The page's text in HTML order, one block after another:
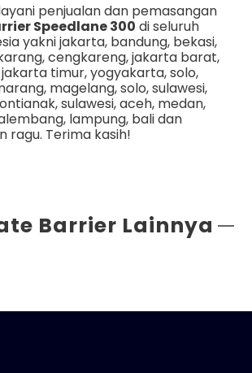
penjualan dan pemasangan
Speedlane 300 di seluruh
yaknijakarta, bandung, bekasi,
,cengkareng,jakarta barat,
jakarta timur,yogyakarta,solo,
, magelang,solo,sulawesi,
,sulawesi,aceh, medan,
, lampung, balidan
ragu. Terima kasih!
Barrier Lainnya